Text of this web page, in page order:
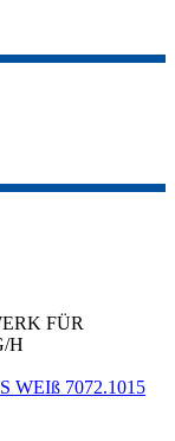
FÜR
H
WEIß 7072.1015